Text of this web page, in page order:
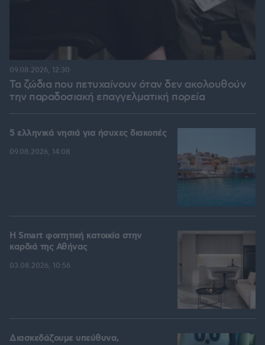
Τα ζώδια που πετυχαίνουν όταν δεν ακολουθούν
την παραδοσιακή επαγγελματική πορεία
09.08.2026, 12:30
5 ελληνικά νησιά για ήσυχες διακοπές
09.08.2026, 14:08
Η Smart φοιτητική κατοικία στην
καρδιά της Αθήνας
03.08.2026, 10:56
Διασκεδάζουμε υπεύθυνα,